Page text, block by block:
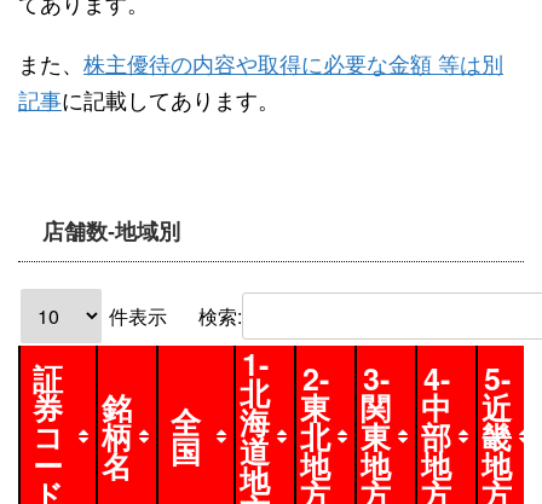
また、 株主優待の内容や取得に必要な金額 等は別
記事に記載してあります。
店舗数-地域別
件表示 検索:
証
券
コ
ー
ド
銘
柄
名
全
国
1-
北
海
道
地
2-
東
北
地
方
3-
関
東
地
方
4-
中
部
地
方
5-
近
畿
地
方